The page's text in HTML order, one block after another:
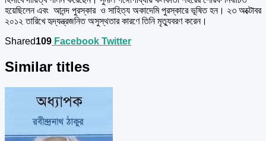
হয়েছিলেন এবং আনন্দ পুরস্কার ও সাহিত্য অকাদেমি পুরস্কারে ভূষিত হন। ২৩ অক্টোবর
২০১২ তারিখে হৃদ্‌যন্ত্রজনিত অসুস্থতার কারণে তিনি মৃত্যুবরণ করেন।
Shared109 Facebook Twitter
Similar titles